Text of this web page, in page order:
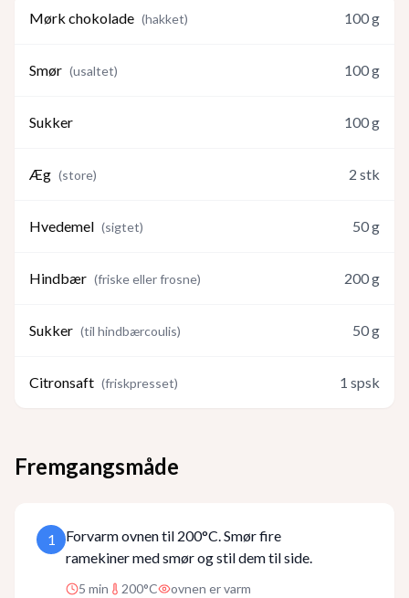
Mørk chokolade (hakket) 100g
Smør (usaltet) 100g
Sukker 100g
Æg (store) 2 stk
Hvedemel (sigtet) 50g
Hindbær (friske eller frosne) 200g
Sukker (til hindbærcoulis) 50g
Citronsaft (friskpresset) 1 spsk
Fremgangsmåde
1
Forvarm ovnen til 200°C. Smør fire
ramekiner med smør og stil dem til side.
5 min 200°C ovnen er varm